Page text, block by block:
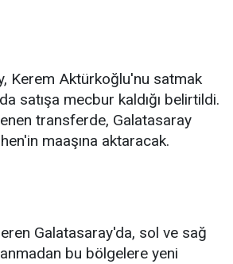
Kerem Aktürkoğlu'nu satmak
satışa mecbur kaldığı belirtildi.
transferde, Galatasaray
maaşına aktaracak.
Galatasaray'da, sol ve sağ
bu bölgelere yeni